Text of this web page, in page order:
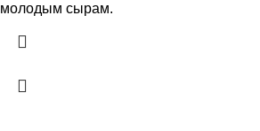
молодым сырам.